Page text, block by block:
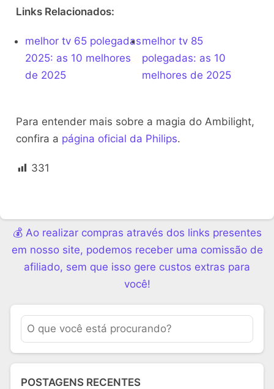
Links Relacionados:
melhor tv 65 polegadas
2025: as 10 melhores
de 2025
melhor tv 85
polegadas: as 10
melhores de 2025
Para entender mais sobre a magia do Ambilight,
confira a página oficial da Philips.
331
💰 Ao realizar compras através dos links presentes
em nosso site, podemos receber uma comissão de
afiliado, sem que isso gere custos extras para
você!
POSTAGENS RECENTES